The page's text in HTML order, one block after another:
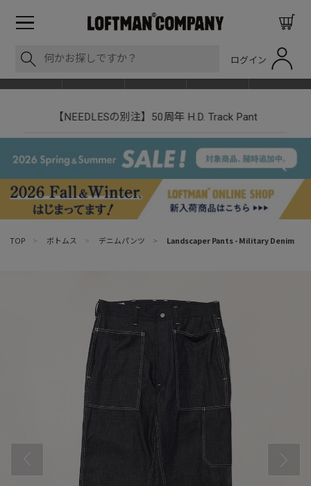
ログイン
【NEEDLESの別注】50周年 H.D. Track Pant
TOP > ボトムス > デニムパンツ > Landscaper Pants - Military Denim